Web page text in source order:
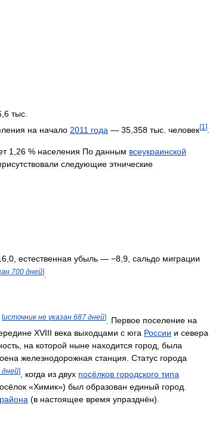
6 тыс
на начало 2011 года — 35 358 тыс человек[1 ]
1 26 % населения По данным всеукраинской
следующие этнические
0 естественная убыль — −8 9 сальдо миграции
700 дней]
[источник не указан 687 дней] Первое поселение на
XVIII века выходцами с юга России и севера
, на которой ныне находится город, была
железнодорожная станция. Статус города
дней] когда из двух посёлков городского типа
«Химик») был образован единый город
района (в настоящее время упразднён).